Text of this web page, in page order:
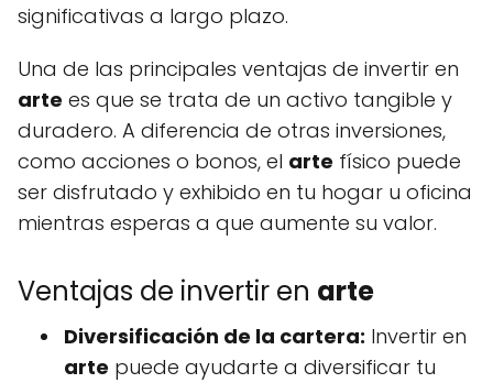
significativas a largo plazo.
Una de las principales ventajas de invertir en
arte es que se trata de un activo tangible y
duradero. A diferencia de otras inversiones,
como acciones o bonos, el arte físico puede
ser disfrutado y exhibido en tu hogar u oficina
mientras esperas a que aumente su valor.
Ventajas de invertir en arte
Diversificación de la cartera: Invertir en
arte puede ayudarte a diversificar tu